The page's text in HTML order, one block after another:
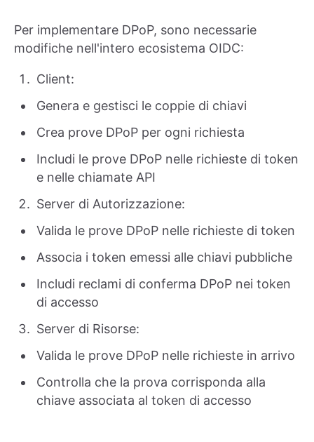
Per implementare DPoP, sono necessarie
modifiche nell'intero ecosistema OIDC:
Client:
Genera e gestisci le coppie di chiavi
Crea prove DPoP per ogni richiesta
Includi le prove DPoP nelle richieste di token
e nelle chiamate API
Server di Autorizzazione:
Valida le prove DPoP nelle richieste di token
Associa i token emessi alle chiavi pubbliche
Includi reclami di conferma DPoP nei token
di accesso
Server di Risorse:
Valida le prove DPoP nelle richieste in arrivo
Controlla che la prova corrisponda alla
chiave associata al token di accesso